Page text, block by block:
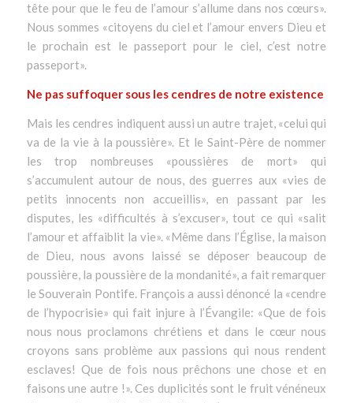
tête pour que le feu de l’amour s’allume dans nos cœurs».
Nous sommes «citoyens du ciel et l’amour envers Dieu et
le prochain est le passeport pour le ciel, c’est notre
passeport».
Ne pas suffoquer sous les cendres de notre existence
Mais les cendres indiquent aussi un autre trajet, «celui qui
va de la vie à la poussière». Et le Saint-Père de nommer
les trop nombreuses «poussières de mort» qui
s’accumulent autour de nous, des guerres aux «vies de
petits innocents non accueillis», en passant par les
disputes, les «difficultés à s’excuser», tout ce qui «salit
l’amour et affaiblit la vie». «Même dans l’Église, la maison
de Dieu, nous avons laissé se déposer beaucoup de
poussière, la poussière de la mondanité», a fait remarquer
le Souverain Pontife. François a aussi dénoncé la «cendre
de l’hypocrisie» qui fait injure à l’Évangile: «Que de fois
nous nous proclamons chrétiens et dans le cœur nous
croyons sans problème aux passions qui nous rendent
esclaves! Que de fois nous prêchons une chose et en
faisons une autre !». Ces duplicités sont le fruit vénéneux